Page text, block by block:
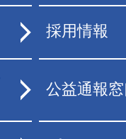
採用情報
公益通報